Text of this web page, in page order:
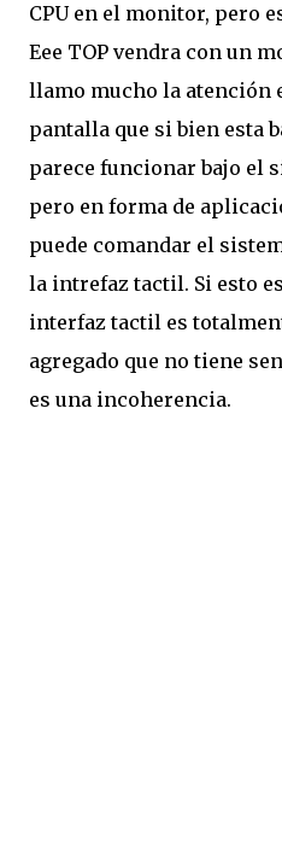
CPU en el monitor, pero
Eee TOP vendra con un
llamo mucho la atención
pantalla que si bien esta
parece funcionar bajo el
pero en forma de
puede comandar el
la intrefaz tactil. Si esto
interfaz tactil es
agregado que no tiene
es una incoherencia.